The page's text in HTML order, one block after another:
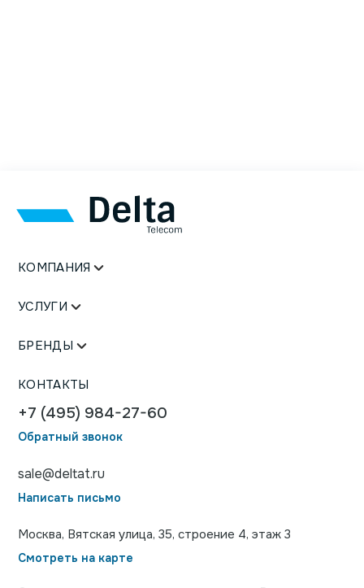
КОМПАНИЯ
УСЛУГИ
БРЕНДЫ
КОНТАКТЫ
+7 (495) 984-27-60
Обратный звонок
sale@deltat.ru
Написать письмо
Москва, Вятская улица, 35, строение 4, этаж 3
Смотреть на карте